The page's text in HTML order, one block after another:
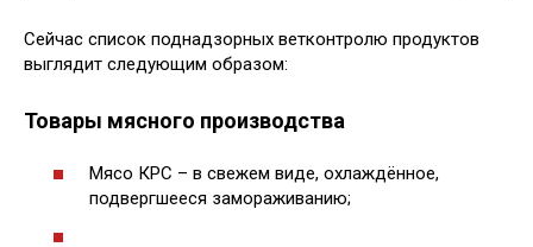
Сейчас список поднадзорных ветконтролю продуктов
выглядит следующим образом:
Товары мясного производства
Мясо КРС – в свежем виде, охлаждённое,
подвергшееся замораживанию;